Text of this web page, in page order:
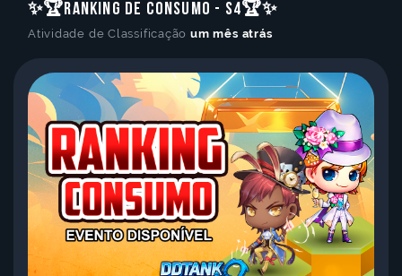
✨🏆Ranking de Consumo - S4🏆✨
Atividade de Classificação um mês atrás